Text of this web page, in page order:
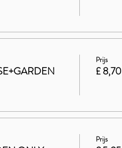
Prijs
£ 8,70
Prijs